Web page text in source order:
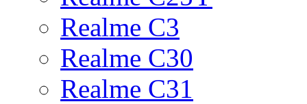
Realme C3
Realme C30
Realme C31